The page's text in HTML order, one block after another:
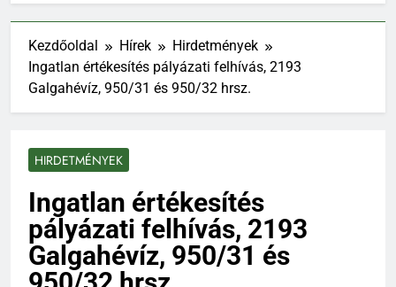
Kezdőoldal Hírek
Hirdetmények
Ingatlan értékesítés pályázati felhívás, 2193
Galgahévíz, 950/31 és 950/32 hrsz.
HIRDETMÉNYEK
Ingatlan értékesítés
pályázati felhívás, 2193
Galgahévíz, 950/31 és